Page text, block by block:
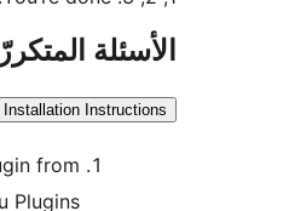
المتكررّة
Installation
Install plugin from
WordPress menu Plugins